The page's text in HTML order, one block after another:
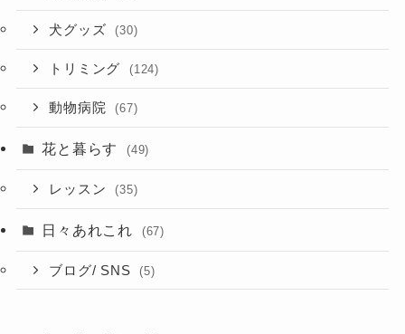
犬グッズ (30)
トリミング (124)
動物病院 (67)
花と暮らす (49)
レッスン (35)
日々あれこれ (67)
ブログ/ SNS (5)